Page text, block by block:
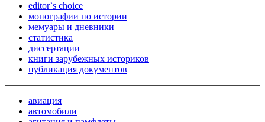
editor`s choice
монографии по истории
мемуары и дневники
статистика
диссертации
книги зарубежных историков
публикация документов
авиация
автомобили